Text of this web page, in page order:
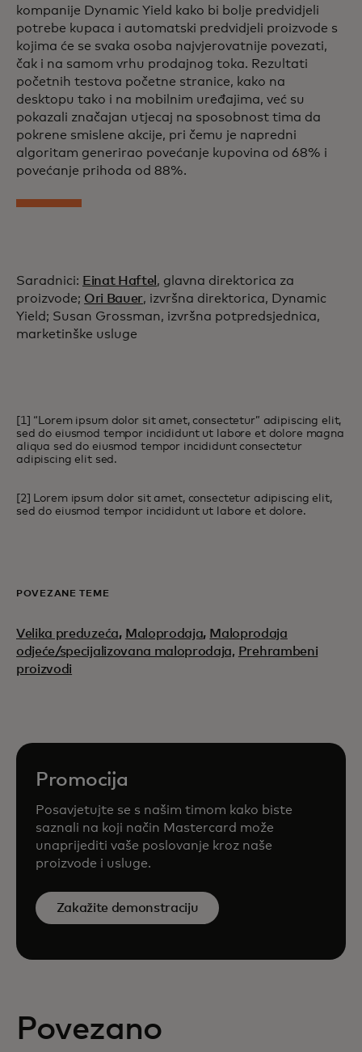
kompanije Dynamic Yield kako bi bolje predvidjeli
potrebe kupaca i automatski predvidjeli proizvode s
kojima će se svaka osoba najvjerovatnije povezati,
čak i na samom vrhu prodajnog toka. Rezultati
početnih testova početne stranice, kako na
desktopu tako i na mobilnim uređajima, već su
pokazali značajan utjecaj na sposobnost tima da
pokrene smislene akcije, pri čemu je napredni
algoritam generirao povećanje kupovina od 68% i
povećanje prihoda od 88%.
Saradnici: Einat Haftel , glavna direktorica za
proizvode; Ori Bauer, izvršna direktorica, Dynamic
Yield; Susan Grossman, izvršna potpredsjednica,
marketinške usluge
[1] “Lorem ipsum dolor sit amet, consectetur” adipiscing elit,
sed do eiusmod tempor incididunt ut labore et dolore magna
aliqua sed do eiusmod tempor incididunt consectetur
adipiscing elit sed.
[2] Lorem ipsum dolor sit amet, consectetur adipiscing elit,
sed do eiusmod tempor incididunt ut labore et dolore.
POVEZANE TEME
Velika preduzeća, Maloprodaja, Maloprodaja
odjeće/specijalizovana maloprodaja, Prehrambeni
proizvodi
Promocija
Posavjetujte se s našim timom kako biste
saznali na koji način Mastercard može
unaprijediti vaše poslovanje kroz naše
proizvode i usluge.
Zakažite demonstraciju
Povezano